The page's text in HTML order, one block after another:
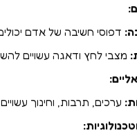
דפוסי חשיבה של אדם
מצבי לחץ ודאגה עשויים
ערכים, תרבות, וחינוך